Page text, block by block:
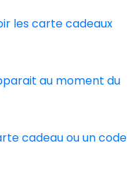
les carte cadeaux
au moment du
cadeau ou un code